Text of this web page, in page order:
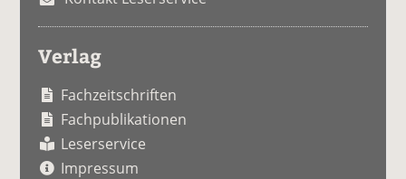
Verlag
Fachzeitschriften
Fachpublikationen
Leserservice
Impressum